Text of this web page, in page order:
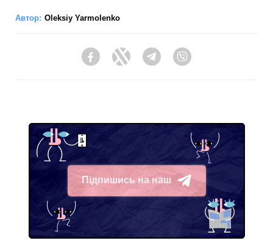
Автор: Oleksiy Yarmolenko
FacebookTwitter Telegram
Підпишись на наш
Telegram